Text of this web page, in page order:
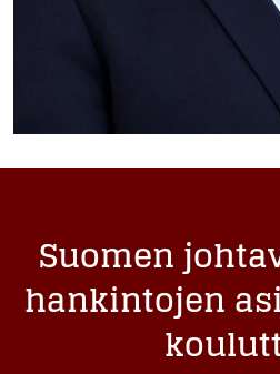
Suomen
hankintojen